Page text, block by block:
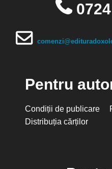
Pentru
Condiții de publicare
Distribuția cărților